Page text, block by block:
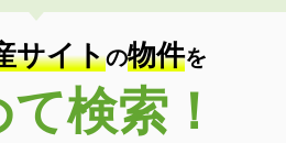
サイトの物件を
検索！